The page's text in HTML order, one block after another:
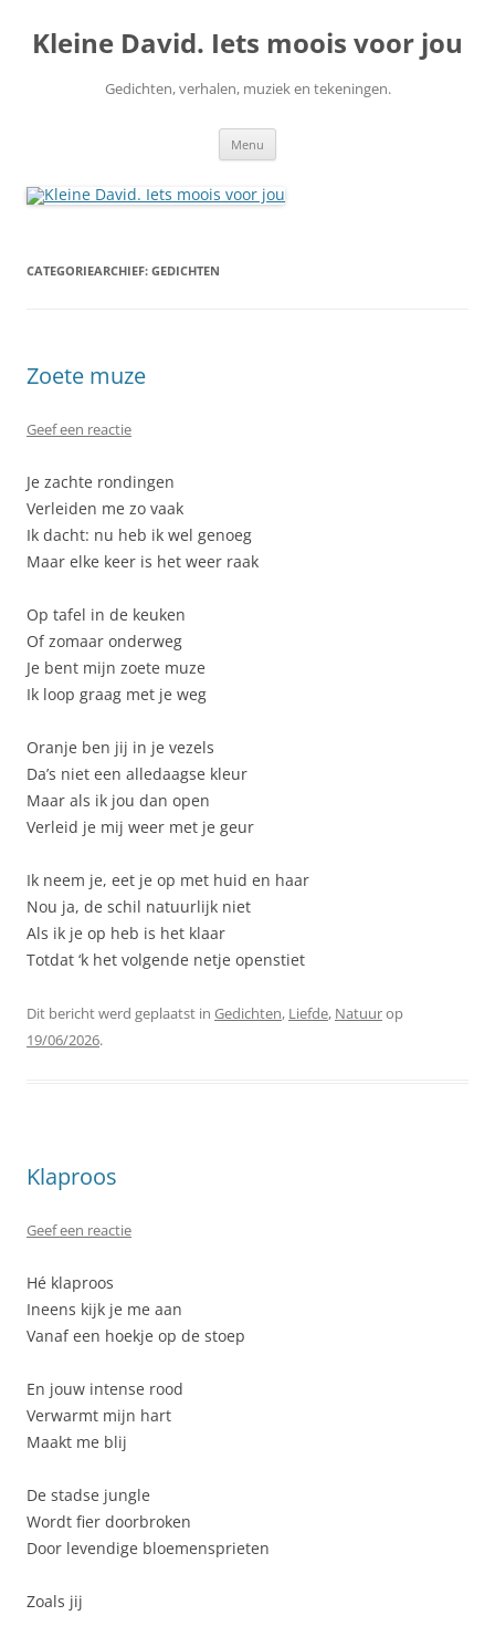
de
inhoud
Kleine David. Iets moois voor jou
Gedichten, verhalen, muziek en tekeningen.
Menu
CATEGORIEARCHIEF: GEDICHTEN
Zoete muze
Geef een reactie
Je zachte rondingen
Verleiden me zo vaak
Ik dacht: nu heb ik wel genoeg
Maar elke keer is het weer raak
Op tafel in de keuken
Of zomaar onderweg
Je bent mijn zoete muze
Ik loop graag met je weg
Oranje ben jij in je vezels
Da’s niet een alledaagse kleur
Maar als ik jou dan open
Verleid je mij weer met je geur
Ik neem je, eet je op met huid en haar
Nou ja, de schil natuurlijk niet
Als ik je op heb is het klaar
Totdat ‘k het volgende netje openstiet
Dit bericht werd geplaatst in Gedichten, Liefde, Natuurop
19/06/2026.
Klaproos
Geef een reactie
Hé klaproos
Ineens kijk je me aan
Vanaf een hoekje op de stoep
En jouw intense rood
Verwarmt mijn hart
Maakt me blij
De stadse jungle
Wordt fier doorbroken
Door levendige bloemensprieten
Zoals jij